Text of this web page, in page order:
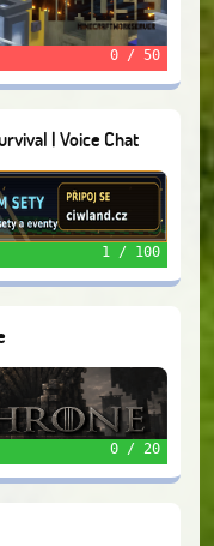
0 / 50
| Voice Chat
1 / 100
0 / 20